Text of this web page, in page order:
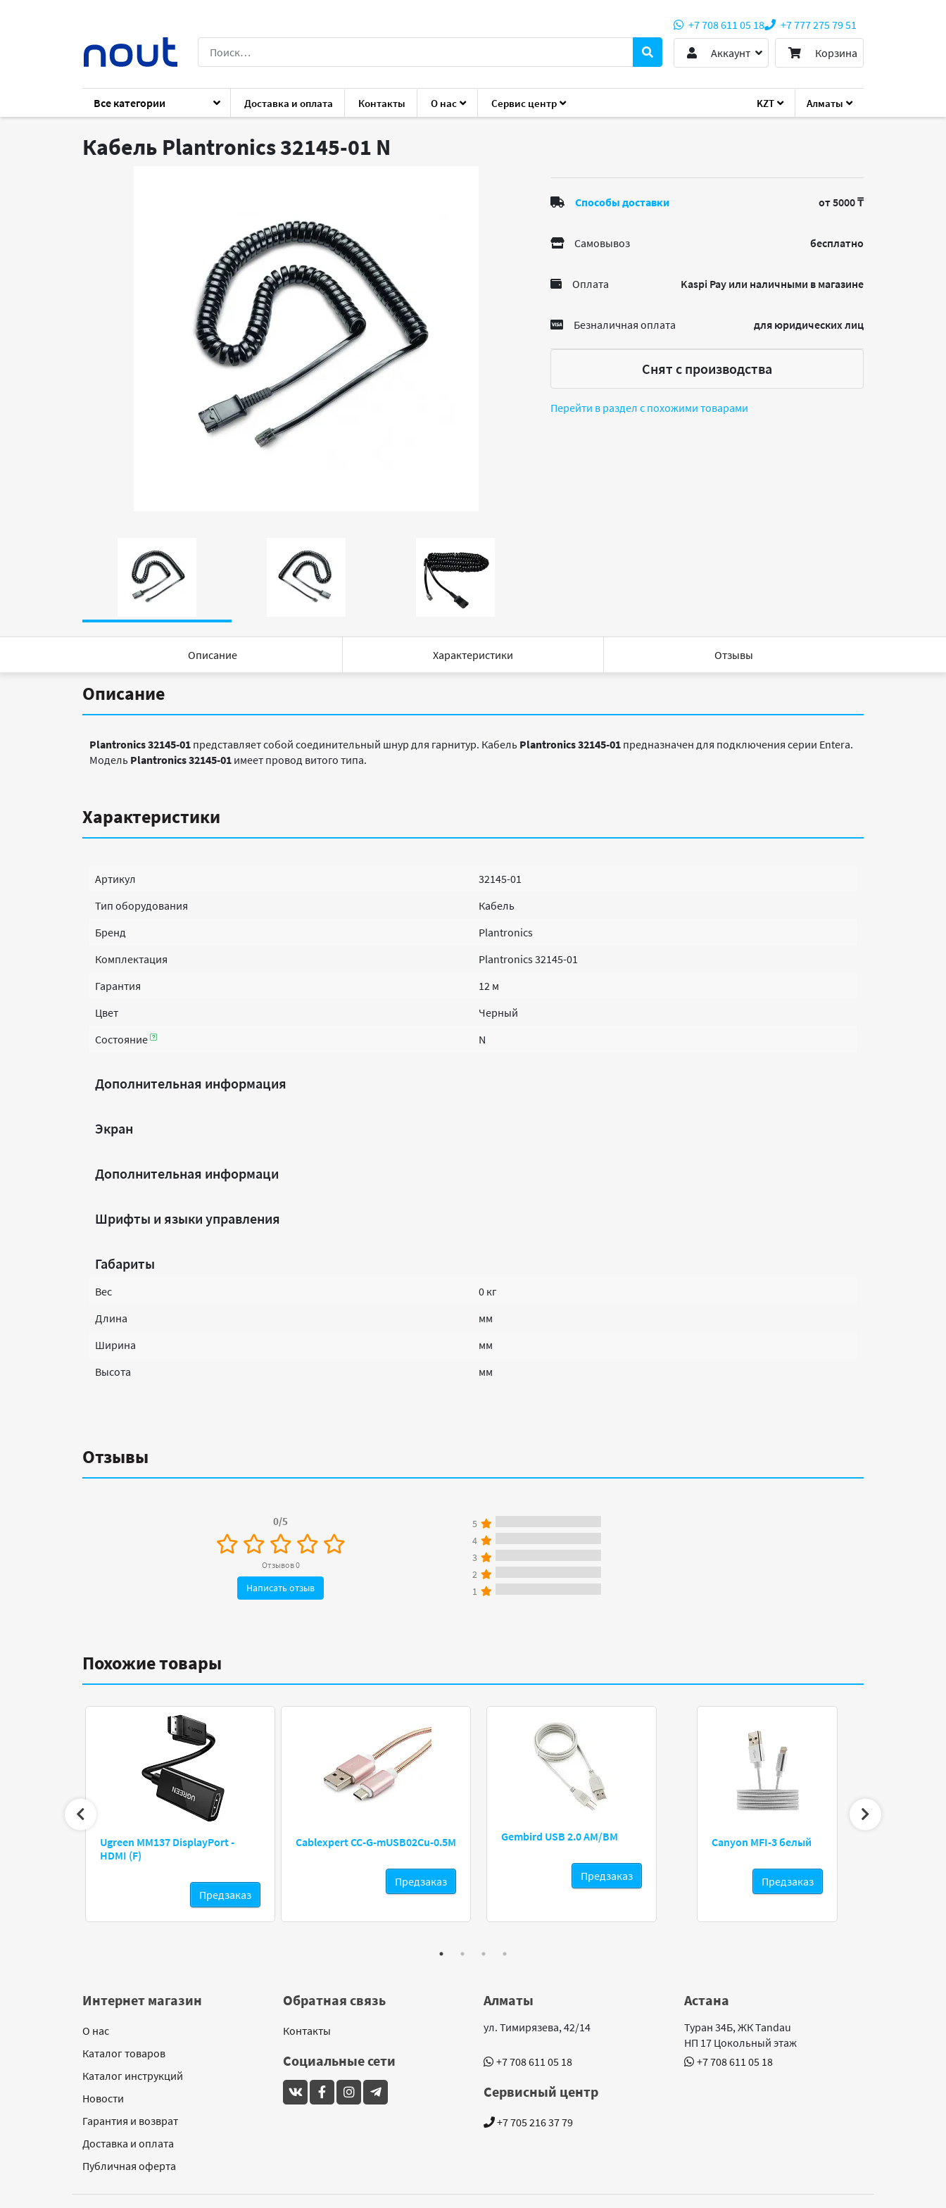
KZT Алматы
+7 708 611 05 18
+7 777 275 79 51
Аккаунт
Корзина
Все категории Доставка и оплата Контакты О нас Сервис центр
Каталог Аксессуары Аксессуары для ноутбуков и ПК Кабели, переходники
Кабель Plantronics 32145-01 N
Способы доставки от 5000 ₸
Самовывоз бесплатно
Оплата Kaspi Pay или наличными в магазине
Безналичная оплата для юридических лиц
Снят с производства
Перейти в раздел с похожими товарами
Описание Характеристики Отзывы
Описание
Plantronics 32145-01 представляет собой соединительный шнур для гарнитур. Кабель Plantronics 32145-01 предназначен для подключения серии Entera.
Модель Plantronics 32145-01 имеет провод витого типа.
Характеристики
Артикул
32145-01
Тип оборудования
Кабель
Бренд
Plantronics
Комплектация
Plantronics 32145-01
Гарантия
12 м
Цвет
Черный
Состояние
N
Дополнительная информация
Экран
Дополнительная информаци
Шрифты и языки управления
Габариты
Вес
0 кг
Длина
мм
Ширина
мм
Высота
мм
Отзывы
0/5
Отзывов 0
Написать отзыв
5
4
3
2
1
Похожие товары
Ugreen MM137 DisplayPort -
HDMI (F)
Предзаказ
Cablexpert CC-G-mUSB02Cu-0.5M
Предзаказ
Gembird USB 2.0 AM/BM
Предзаказ
Canyon MFI-3 белый
Предзаказ
Интернет магазин
О нас
Каталог товаров
Каталог инструкций
Новости
Гарантия и возврат
Доставка и оплата
Публичная оферта
Обратная связь
Контакты
Социальные сети
Алматы
ул. Тимирязева, 42/14
+7 708 611 05 18
Астана
Туран 34Б, ЖК Tandau
НП 17 Цокольный этаж
+7 708 611 05 18
Сервисный центр
+7 705 216 37 79